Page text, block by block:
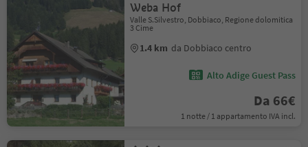
Weba Hof
Valle S.Silvestro, Dobbiaco, Regione dolomitica
3 Cime
1.4 km da Dobbiaco centro
Alto Adige Guest Pass
Da 66€
1 notte / 1 appartamento IVA incl.